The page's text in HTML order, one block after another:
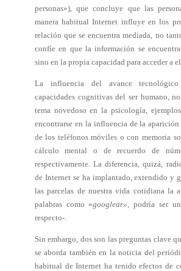
personas»), que concluye que las
manera habitual Internet influye en los
relación que se encuentra mediada, no
confíe en que la información se
sino en la propia capacidad para acceder a
La influencia del avance
capacidades cognitivas del ser humano,
tema novedoso en la psicología,
encontrarse en la influencia de la
de los teléfonos móviles o con memoria
cálculo mental o de recuerdo de
respectivamente. La diferencia, quizá,
de Internet se ha implantado, extendido y
las parcelas de nuestra vida cotidiana la
palabras como «googlear», podría ser
respecto-.
Sin embargo, dos son las preguntas clave
se aborda también en la noticia del
habitual de Internet ha tenido efectos de